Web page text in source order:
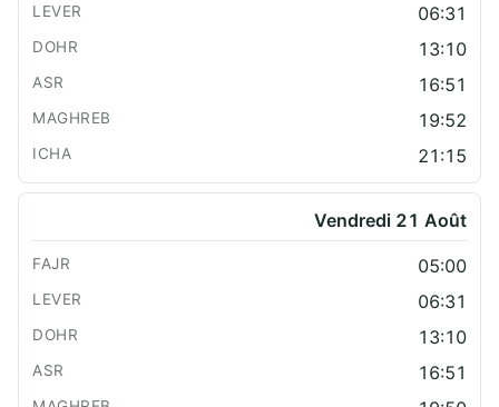
06:31
13:10
16:51
19:52
21:15
Vendredi 21 Août
05:00
06:31
13:10
16:51